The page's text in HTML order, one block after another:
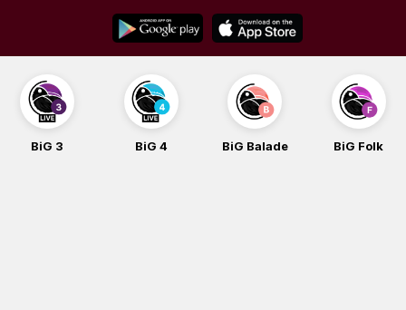
content
BiG 3 BiG 4 BiG Balade BiG Folk